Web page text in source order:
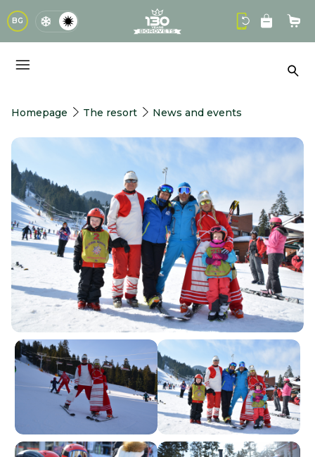
BG logo
Homepage The resort News and events